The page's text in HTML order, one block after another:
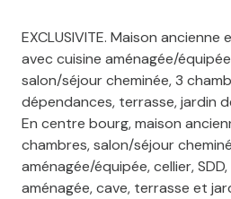
EXCLUSIVITE. Maison
avec cuisine aménagée/
salon/séjour cheminée, 3
dépendances, terrasse, jardin
En centre bourg, maison
chambres, salon/séjour
aménagée/équipée, cellier, SDD,
aménagée, cave, terrasse et